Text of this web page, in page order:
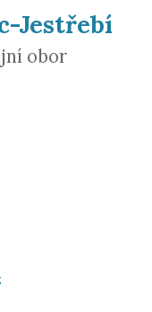
Jestřebí
obor